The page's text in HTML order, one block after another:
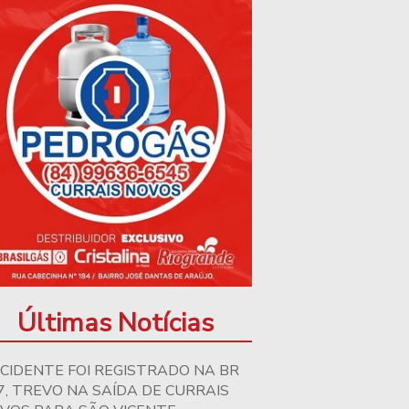
Últimas Notícias
FOI REGISTRADO NA BR
TREVO NA SAÍDA DE CURRAIS